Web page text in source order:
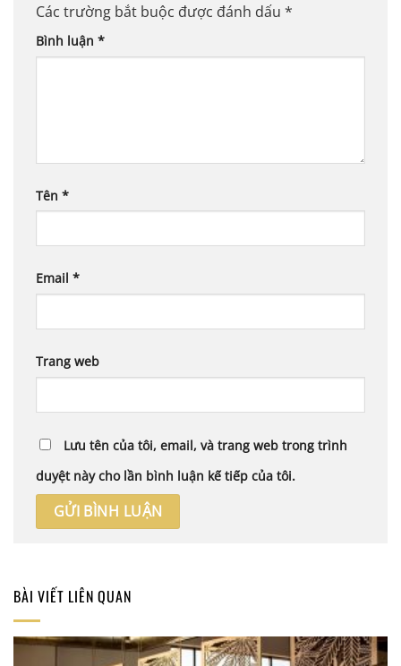
Các trường bắt buộc được đánh dấu *
Bình luận *
Tên *
Email *
Trang web
Lưu tên của tôi, email, và trang web trong trình
duyệt này cho lần bình luận kế tiếp của tôi.
BÀI VIẾT LIÊN QUAN